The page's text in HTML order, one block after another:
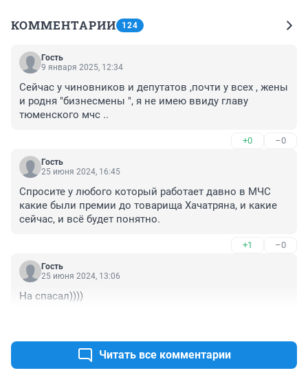
КОММЕНТАРИИ 124
Гость
9 января 2025, 12:34
Сейчас у чиновников и депутатов ,почти у всех , жены
и родня "бизнесмены ", я не имею ввиду главу
тюменского мчс ..
+0 –0
Гость
25 июня 2024, 16:45
Спросите у любого который работает давно в МЧС
какие были премии до товарища Хачатряна, и какие
сейчас, и всё будет понятно.
+1 –0
Гость
25 июня 2024, 13:06
На спасал))))
Читать все комментарии